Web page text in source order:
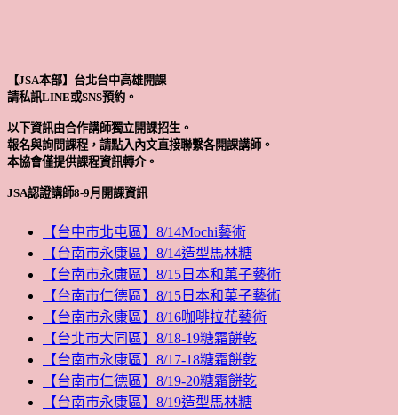
【JSA本部】台北台中高雄開課
請私訊LINE或SNS預約。
以下資訊由合作講師獨立開課招生。
報名與詢問課程，請點入內文直接聯繫各開課講師。
本協會僅提供課程資訊轉介。
JSA認證講師8-9月開課資訊
【台中市北屯區】8/14Mochi藝術
【台南市永康區】8/14造型馬林糖
【台南市永康區】8/15日本和菓子藝術
【台南市仁德區】8/15日本和菓子藝術
【台南市永康區】8/16咖啡拉花藝術
【台北市大同區】8/18-19糖霜餅乾
【台南市永康區】8/17-18糖霜餅乾
【台南市仁德區】8/19-20糖霜餅乾
【台南市永康區】8/19造型馬林糖